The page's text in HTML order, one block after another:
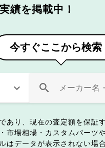
績を掲載中！
今すぐここから検索
あり、現在の査定額を保証
市場相場・カスタムパーツ
はデータが表示されない場